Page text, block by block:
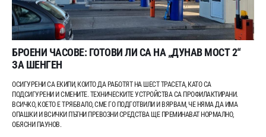
БРОЕНИ ЧАСОВЕ: ГОТОВИ ЛИ СА НА „ДУНАВ МОСТ 2“
ЗА ШЕНГЕН
ОСИГУРЕНИ СА ЕКИПИ, КОИТО ДА РАБОТЯТ НА ШЕСТ ТРАСЕТА, КАТО СА
ПОДСИГУРЕНИ И СМЕНИТЕ. ТЕХНИЧЕСКИТЕ УСТРОЙСТВА СА ПРОФИЛАКТИРАНИ.
ВСИЧКО, КОЕТО Е ТРЯБВАЛО, СМЕ ГО ПОДГОТВИЛИ И ВЯРВАМ, ЧЕ НЯМА ДА ИМА
ОПАШКИ И ВСИЧКИ ПЪТНИ ПРЕВОЗНИ СРЕДСТВА ЩЕ ПРЕМИНАВАТ НОРМАЛНО,
ОБЯСНИ ПАУНОВ.